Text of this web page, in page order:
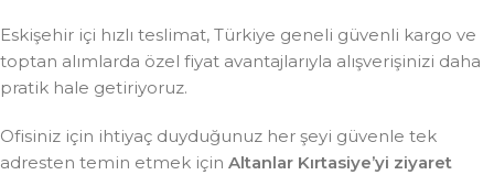
Eskişehir içi hızlı teslimat, Türkiye geneli güvenli kargo ve
toptan alımlarda özel fiyat avantajlarıyla alışverişinizi daha
pratik hale getiriyoruz.
Ofisiniz için ihtiyaç duyduğunuz her şeyi güvenle tek
adresten temin etmek için Altanlar Kırtasiye’yi ziyaret